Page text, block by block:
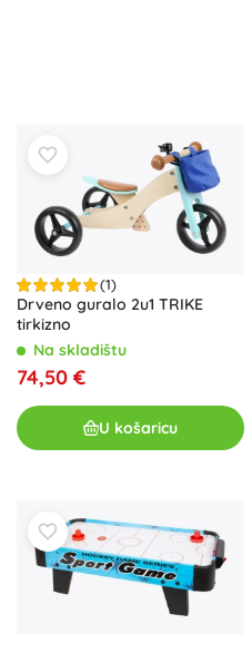
(1)
Drveno guralo 2u1 TRIKE
tirkizno
Na skladištu
74,50 €
U košaricu